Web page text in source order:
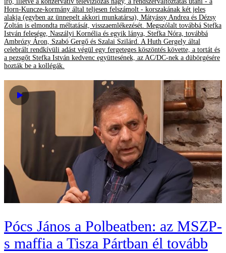
Horn-Kuncze-kormány által teljesen felszámolt - korszakának két jeles
alakja (egyben az ünnepelt akkori munkatársa), Mátyássy Andrea és Dézsy
Zoltán is elmondta méltatását, visszaemlékezését. Megszólalt továbbá Stefka
István felesége, Naszályi Kornélia és egyik lánya, Stefka Nóra, továbbá
Ambrózy Áron, Szabó Gergő és Szalai Szilárd. A Huth Gergely által
celebrált rendkívüli adást végül egy fergeteges köszöntés követte, a tortát és
a pezsgőt Stefka István kedvenc együttesének, az AC/DC-nek a dübörgésére
hozták be a kollégák.
Pócs János a Polbeatben: az MSZP-
s maffia a Tisza Pártban él tovább